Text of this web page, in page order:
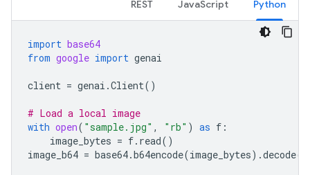
Python
JavaScript
REST
import base64
from google import genai
client = genai .Client()
# Load a local image
with open( "sample.jpg" , "rb" ) as f :
image_bytes = f. read()
image_b64 = base64.b64encode(image_bytes) .decode(